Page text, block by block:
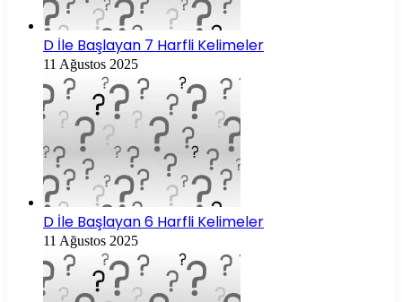
D İle Başlayan 7 Harfli Kelimeler
11 Ağustos 2025
D İle Başlayan 6 Harfli Kelimeler
11 Ağustos 2025